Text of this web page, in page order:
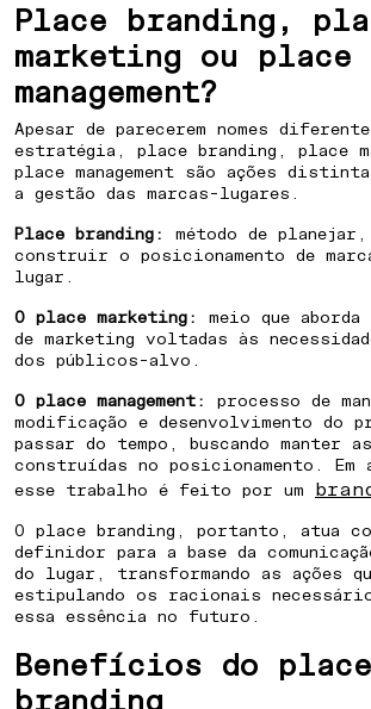
Place branding,
marketing ou place
management?
Apesar de parecerem nomes
estratégia, place branding, place
place management são ações
a gestão das marcas-lugares.
Place branding:
método de
construir o posicionamento de
lugar.
O place marketing:
meio que
de marketing voltadas às
dos públicos-alvo.
O place management:
processo de
modificação e desenvolvimento do
passar do tempo, buscando manter
construídas no posicionamento. Em
esse trabalho é feito por um
O place branding, portanto, atua
definidor para a base da
do lugar, transformando as ações
estipulando os racionais
essa essência no futuro.
Benefícios do place
branding